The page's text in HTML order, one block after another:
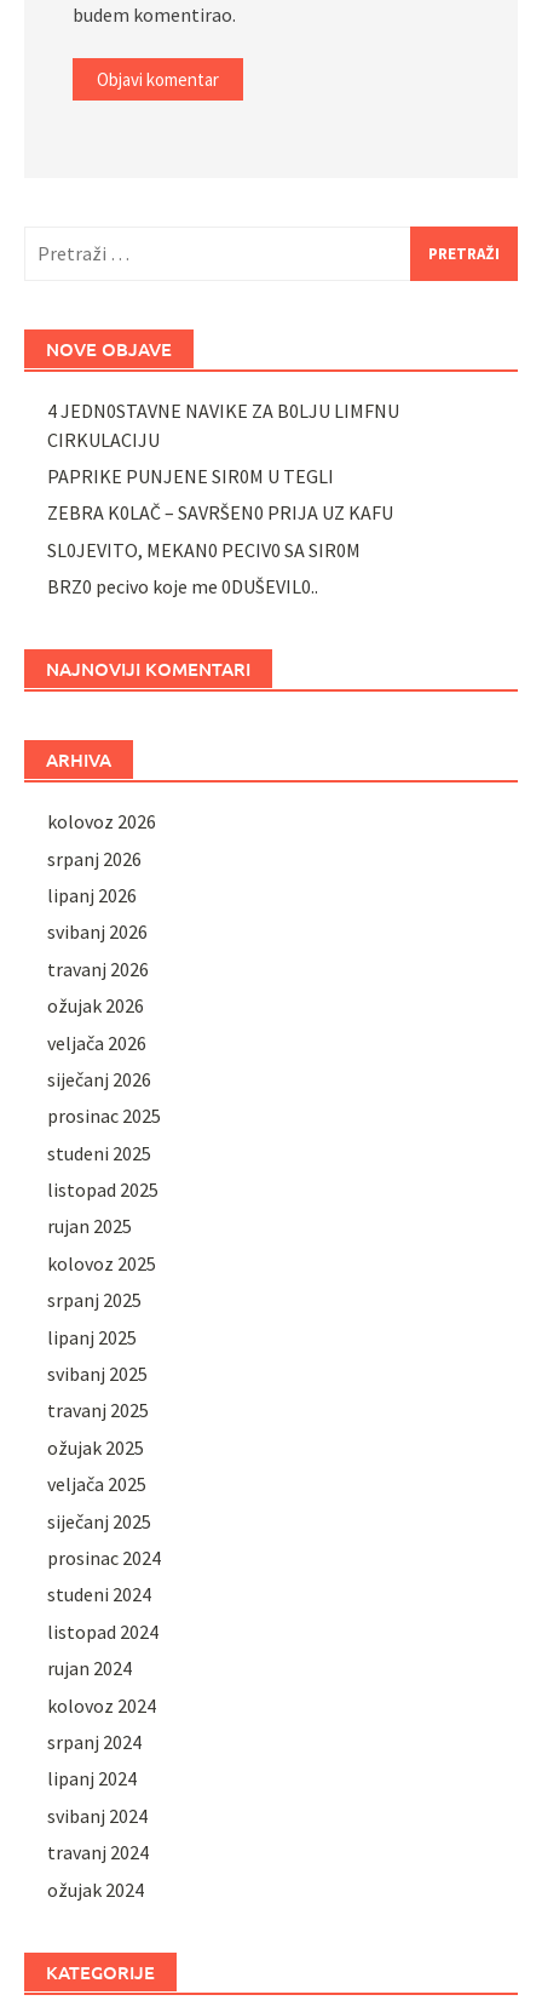
budem komentirao.
NOVE OBJAVE
4 JEDN0STAVNE NAVIKE ZA B0LJU LIMFNU
CIRKULACIJU
PAPRIKE PUNJENE SIR0M U TEGLI
ZEBRA K0LAČ – SAVRŠEN0 PRIJA UZ KAFU
SL0JEVITO, MEKAN0 PECIV0 SA SIR0M
BRZ0 pecivo koje me 0DUŠEVIL0..
NAJNOVIJI KOMENTARI
ARHIVA
kolovoz 2026
srpanj 2026
lipanj 2026
svibanj 2026
travanj 2026
ožujak 2026
veljača 2026
siječanj 2026
prosinac 2025
studeni 2025
listopad 2025
rujan 2025
kolovoz 2025
srpanj 2025
lipanj 2025
svibanj 2025
travanj 2025
ožujak 2025
veljača 2025
siječanj 2025
prosinac 2024
studeni 2024
listopad 2024
rujan 2024
kolovoz 2024
srpanj 2024
lipanj 2024
svibanj 2024
travanj 2024
ožujak 2024
KATEGORIJE